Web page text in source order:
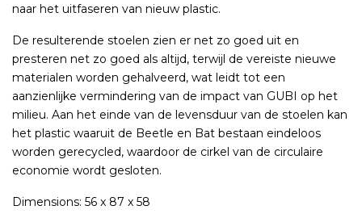
naar het uitfaseren van nieuw plastic.
De resulterende stoelen zien er net zo goed uit en
presteren net zo goed als altijd, terwijl de vereiste nieuwe
materialen worden gehalveerd, wat leidt tot een
aanzienlijke vermindering van de impact van GUBI op het
milieu. Aan het einde van de levensduur van de stoelen kan
het plastic waaruit de Beetle en Bat bestaan ​​eindeloos
worden gerecycled, waardoor de cirkel van de circulaire
economie wordt gesloten.
Dimensions: 56 x 87 x 58